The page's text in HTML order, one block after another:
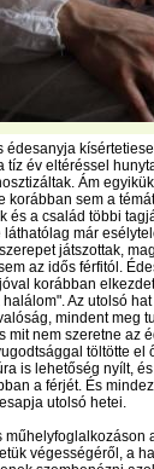
édesanyja
tíz év eltéréssel
Ám
korábban sem a
és a család többi
láthatólag már
játszottak,
az idős férfitól.
korábban
Az utolsó
mindent meg
mit nem szeretne az
töltötte el
is lehetőség nyílt,
a férjét. És
utolsó hetei.
végességéről, a